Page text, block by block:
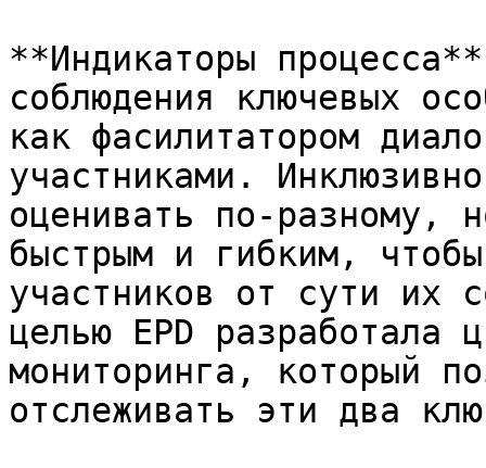
**Индикаторы
соблюдения ключевых
как фасилитатором
участниками.
оценивать по-разному,
быстрым и гибким,
участников от сути их
целью EPD разработала
мониторинга, который
отслеживать эти два